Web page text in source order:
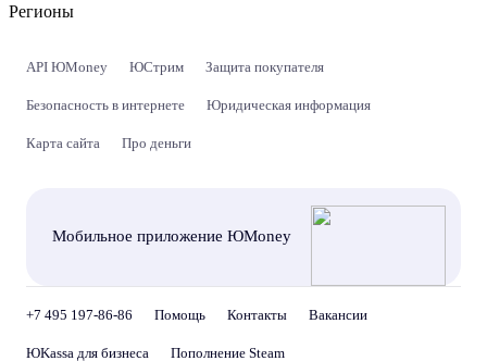
Регионы
API ЮMoney ЮСтрим Защита покупателя
Безопасность в интернете Юридическая информация
Карта сайта Про деньги
Мобильное приложение ЮMoney
+7 495 197-86-86 Помощь Контакты Вакансии
ЮKassa для бизнеса Пополнение Steam